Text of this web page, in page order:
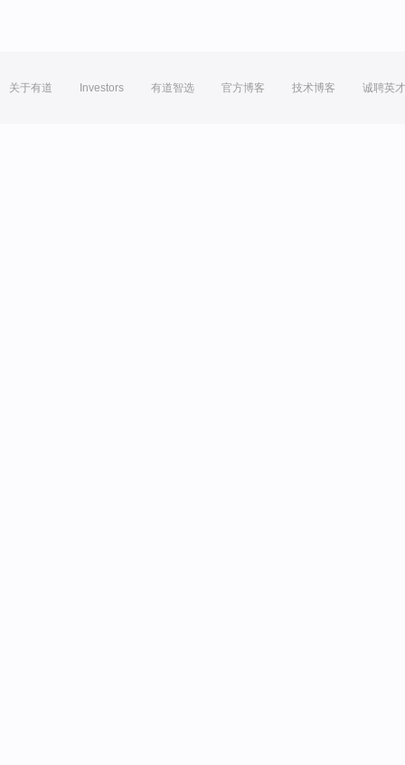
关于有道 Investors 有道智选 官方博客 技术博客 诚聘英才